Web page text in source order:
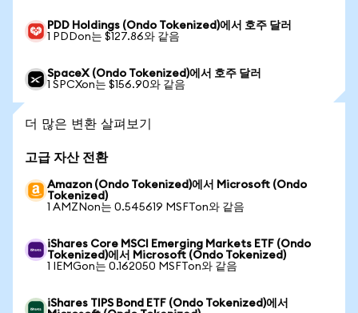
PDD Holdings (Ondo Tokenized)에서 호주 달러
1 PDDon는 $127.86와 같음
SpaceX (Ondo Tokenized)에서 호주 달러
1 SPCXon는 $156.90와 같음
더 많은 변환 살펴보기
고급 자산 전환
Amazon (Ondo Tokenized)에서 Microsoft (Ondo
Tokenized)
1 AMZNon는 0.545619 MSFTon와 같음
iShares Core MSCI Emerging Markets ETF (Ondo
Tokenized)에서 Microsoft (Ondo Tokenized)
1 IEMGon는 0.162050 MSFTon와 같음
iShares TIPS Bond ETF (Ondo Tokenized)에서